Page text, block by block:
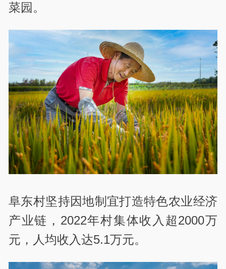
菜园。
阜东村坚持因地制宜打造特色农业经济
产业链，2022年村集体收入超2000万
元，人均收入达5.1万元。